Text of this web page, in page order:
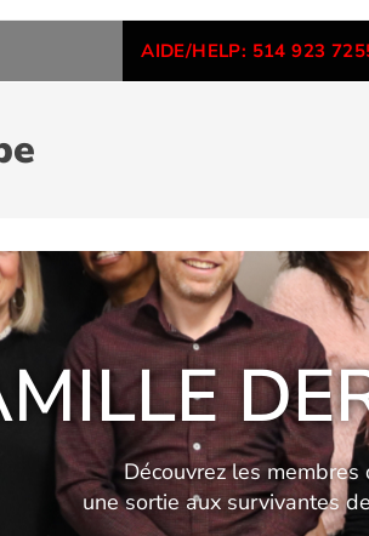
AIDE/HELP: 514 923
Découvrez les
une sortie aux survivantes